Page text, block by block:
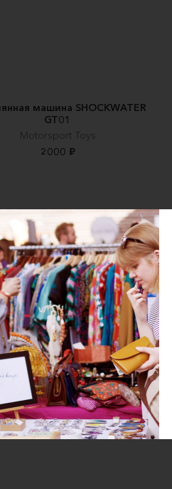
машина SHOCKWATER
GT01
Motorsport Toys
2000 ₽
машина VOLCANO GT01
Motorsport Toys
2000 ₽